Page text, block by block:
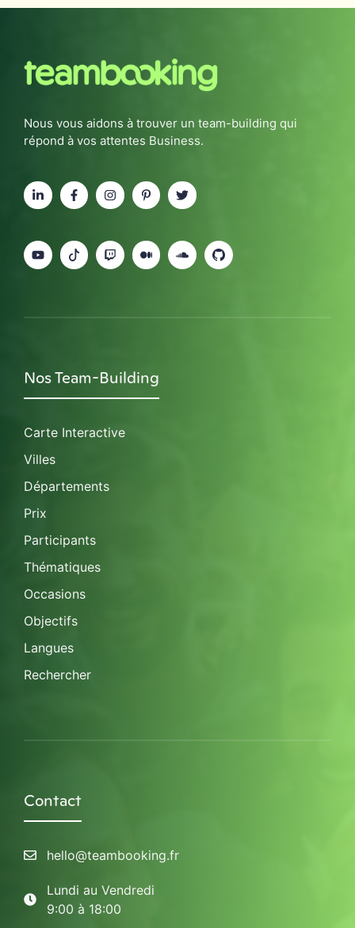
Nous vous aidons à trouver un team-building qui
répond à vos attentes Business.
Nos Team-Building
Carte Interactive
Villes
Départements
Prix
Participants
Thématiques
Occasions
Objectifs
Langues
Rechercher
Contact
hello@teambooking.fr
Lundi au Vendredi
9:00 à 18:00